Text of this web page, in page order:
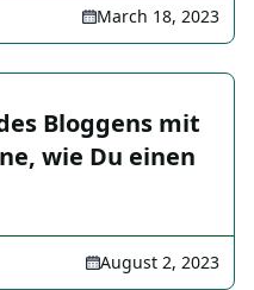
March 18, 2023
Bloggens mit
wie Du einen
August 2, 2023